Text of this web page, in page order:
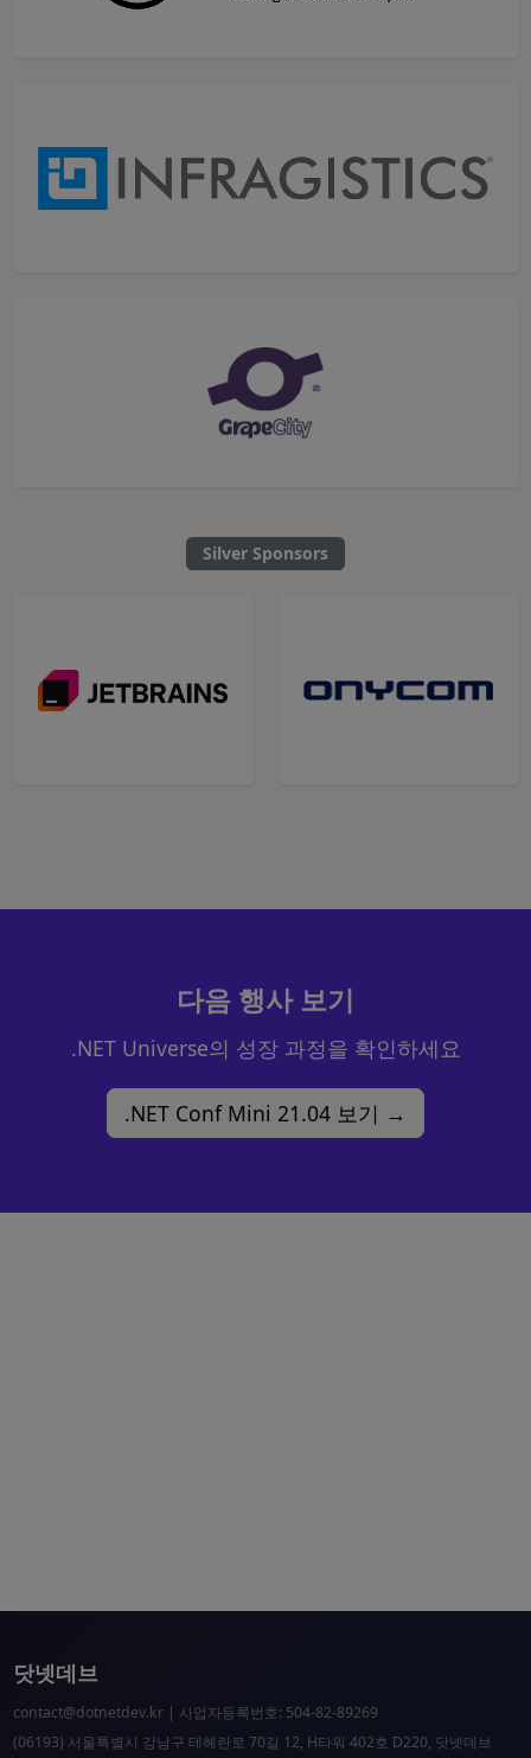
Silver Sponsors
다음 행사 보기
.NET Universe의 성장 과정을 확인하세요
.NET Conf Mini 21.04 보기 →
닷넷데브
contact@dotnetdev.kr| 사업자등록번호: 504-82-89269
(06193) 서울특별시 강남구 테헤란로 70길 12, H타워 402호 D220, 닷넷데브